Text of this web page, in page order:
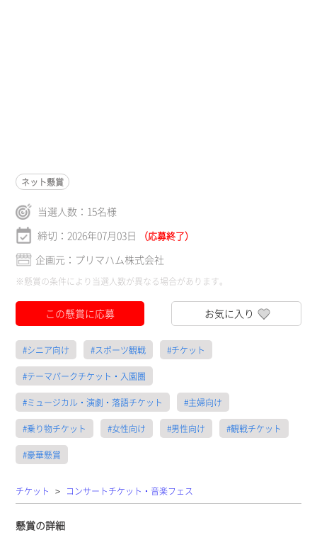
ネット懸賞
当選人数： 15名様
締切：2026年07月03日
（応募終了）
企画元：プリマハム株式会社
※懸賞の条件により当選人数が異なる場合があります。
この懸賞に応募 お気に入り
#シニア向け #スポーツ観戦 #チケット
#テーマパークチケット・入園圏
#ミュージカル・演劇・落語チケット #主婦向け
#乗り物チケット #女性向け #男性向け #観戦チケット
#豪華懸賞
チケット > コンサートチケット・音楽フェス
懸賞の詳細